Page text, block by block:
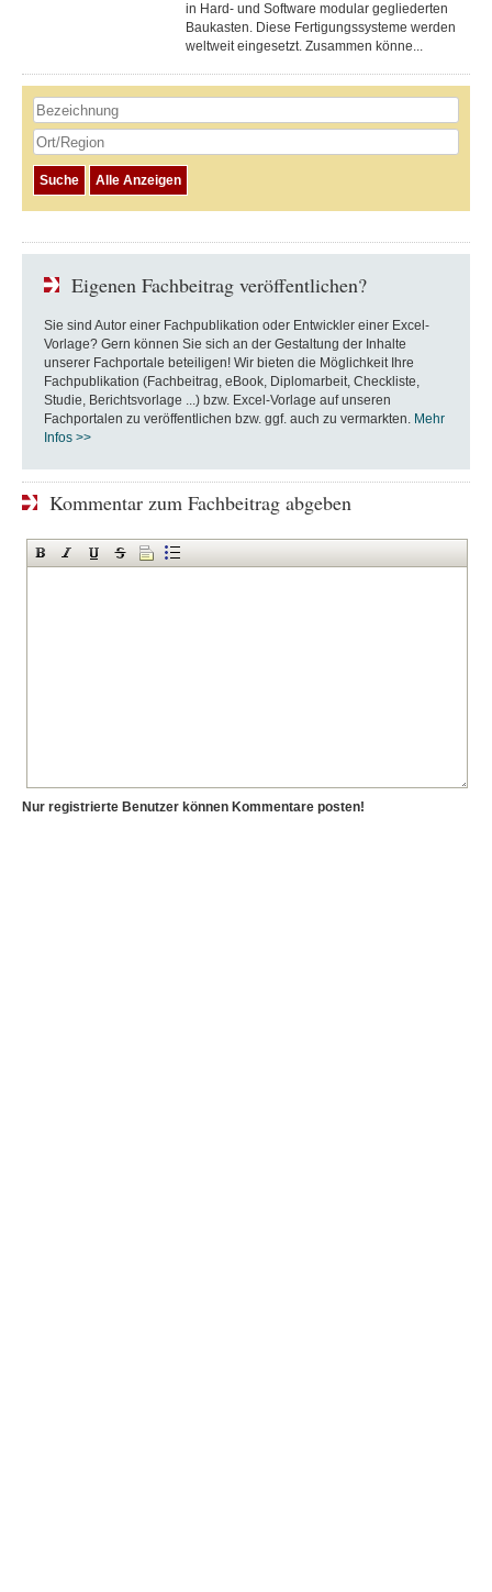
in Hard- und Software modular gegliederten
Baukasten. Diese Fertigungs­systeme werden
weltweit eingesetzt. Zusammen könne...
Eigenen Fachbeitrag veröffentlichen?
Sie sind Autor einer Fachpublikation oder Entwickler einer Excel-
Vorlage? Gern können Sie sich an der Gestaltung der Inhalte
unserer Fachportale beteiligen! Wir bieten die Möglichkeit Ihre
Fachpublikation (Fachbeitrag, eBook, Diplomarbeit, Checkliste,
Studie, Berichtsvorlage ...) bzw. Excel-Vorlage auf unseren
Fachportalen zu veröffentlichen bzw. ggf. auch zu vermarkten. Mehr
Infos >>
Kommentar zum Fachbeitrag abgeben
Nur registrierte Benutzer können Kommentare posten!